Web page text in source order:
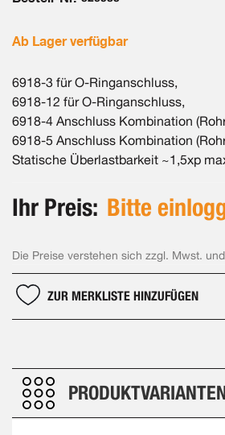
Ab Lager verfügbar
6918-3 für O-Ringanschluss,
6918-12 für O-Ringanschluss,
6918-4 Anschluss Kombination
6918-5 Anschluss Kombination
Statische Überlastbarkeit ~1,5xp
Ihr Preis: Bitte
Die Preise verstehen sich zzgl. Mwst.
ZUR MERKLISTE HINZUFÜGEN